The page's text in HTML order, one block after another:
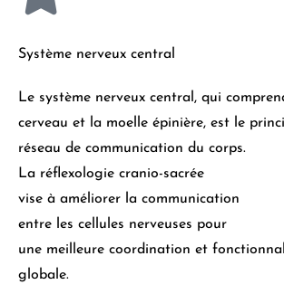
Système nerveux central
Le système nerveux central, qui
cerveau et la moelle épinière, est le
réseau de communication du corps.
La réflexologie cranio-sacrée
vise à améliorer la communication
entre les cellules nerveuses pour
une meilleure coordination et
globale.